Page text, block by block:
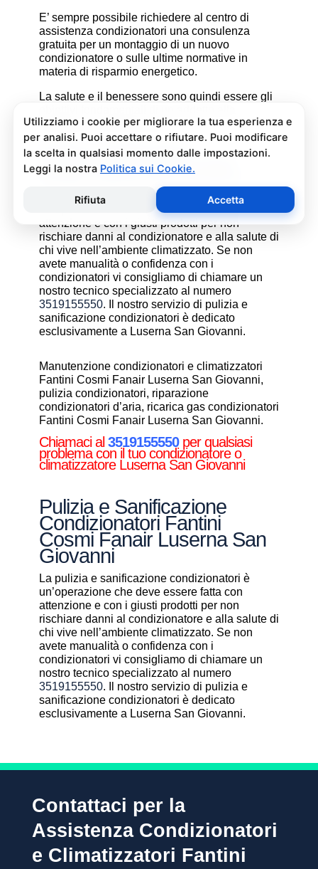
E’ sempre possibile richiedere al centro di
assistenza condizionatori una consulenza
gratuita per un montaggio di un nuovo
condizionatore o sulle ultime normative in
materia di risparmio energetico.
La salute e il benessere sono quindi essere gli
assistenza condizionatori.
Pulizia e Sanificazione
Condizionatori Fantini Cosmi
Fanair Luserna San Giovanni
La pulizia e sanificazione condizionatori è
un’operazione che deve essere fatta con
attenzione e con i giusti prodotti per non
rischiare danni al condizionatore e alla salute di
chi vive nell’ambiente climatizzato. Se non
avete manualità o confidenza con i
condizionatori vi consigliamo di chiamare un
nostro tecnico specializzato al numero
3519155550. Il nostro servizio di pulizia e
sanificazione condizionatori è dedicato
esclusivamente a Luserna San Giovanni.
Manutenzione condizionatori e climatizzatori
Fantini Cosmi Fanair Luserna San Giovanni,
pulizia condizionatori, riparazione
condizionatori d’aria, ricarica gas condizionatori
Fantini Cosmi Fanair Luserna San Giovanni.
Chiamaci al 3519155550per qualsiasi
problema con il tuo condizionatore o
climatizzatore Luserna San Giovanni
Pulizia e Sanificazione
Condizionatori Fantini
Cosmi Fanair Luserna San
Giovanni
La pulizia e sanificazione condizionatori è
un’operazione che deve essere fatta con
attenzione e con i giusti prodotti per non
rischiare danni al condizionatore e alla salute di
chi vive nell’ambiente climatizzato. Se non
avete manualità o confidenza con i
condizionatori vi consigliamo di chiamare un
nostro tecnico specializzato al numero
3519155550. Il nostro servizio di pulizia e
sanificazione condizionatori è dedicato
esclusivamente a Luserna San Giovanni.
Contattaci per la
Assistenza Condizionatori
e Climatizzatori Fantini